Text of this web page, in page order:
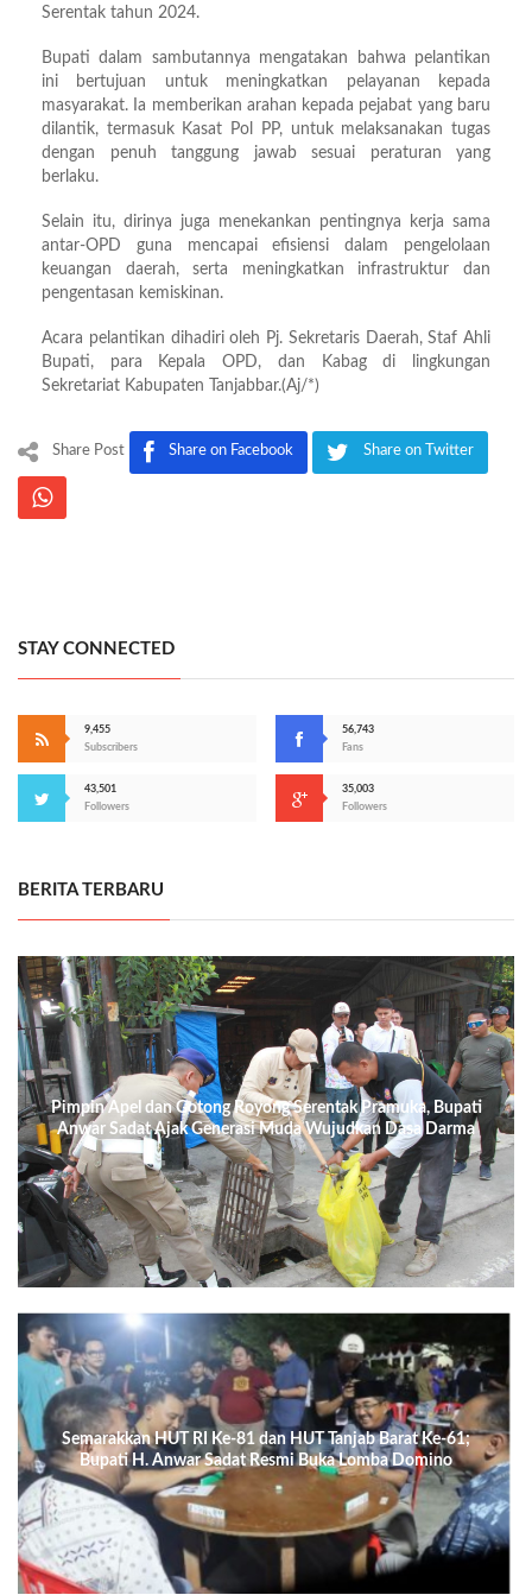
Serentak tahun 2024.
Bupati dalam sambutannya mengatakan bahwa pelantikan
ini bertujuan untuk meningkatkan pelayanan kepada
masyarakat. Ia memberikan arahan kepada pejabat yang baru
dilantik, termasuk Kasat Pol PP, untuk melaksanakan tugas
dengan penuh tanggung jawab sesuai peraturan yang
berlaku.
Selain itu, dirinya juga menekankan pentingnya kerja sama
antar-OPD guna mencapai efisiensi dalam pengelolaan
keuangan daerah, serta meningkatkan infrastruktur dan
pengentasan kemiskinan.
Acara pelantikan dihadiri oleh Pj. Sekretaris Daerah, Staf Ahli
Bupati, para Kepala OPD, dan Kabag di lingkungan
Sekretariat Kabupaten Tanjabbar.(Aj/*)
Share Post Share on Facebook Share on Twitter
STAY CONNECTED
9,455
Subscribers
56,743
Fans
43,501
Followers
35,003
Followers
BERITA TERBARU
Pimpin Apel dan Gotong Royong Serentak Pramuka, Bupati
Anwar Sadat Ajak Generasi Muda Wujudkan Dasa Darma
Melalui Aksi Nyata Peduli Lingkungan
Semarakkan HUT RI Ke-81 dan HUT Tanjab Barat Ke-61;
Bupati H. Anwar Sadat Resmi Buka Lomba Domino
Berpasangan